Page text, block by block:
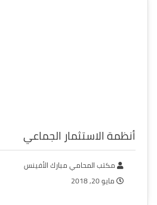
أنظمة الاستثمار الجماعي
مكتب المحامي مبارك الأفينس
مايو 20, 2018